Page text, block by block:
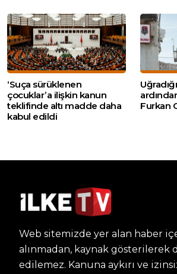
‘Suça sürüklenen
çocuklar’a ilişkin kanun
teklifinde altı madde daha
kabul edildi
Furkan
Web sitemizde yer alan haber
alınmadan, kaynak gösterilerek
edilemez. Kanuna aykırı ve